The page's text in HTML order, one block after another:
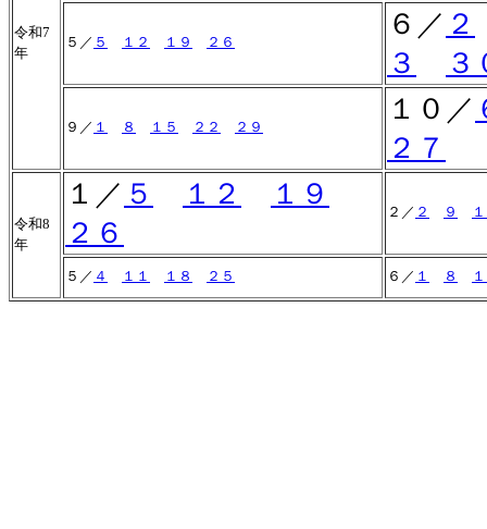
令和7
年
５／ ５ １２ １９ ２６
６／ ２
３
３
９／ １ ８ １５ ２２ ２９
１０／
２７
令和8
年
１／ ５ １２
１９
２６
２／ ２ ９
５／ ４ １１ １８ ２５ ６／ １ ８